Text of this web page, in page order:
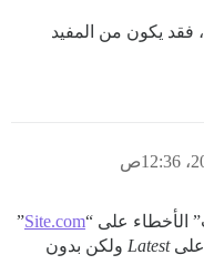
فقد يكون من المفيد
الأخطاء على “Site.com
”
علىLatest ولكن بدون